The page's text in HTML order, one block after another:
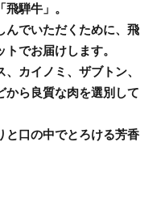
騨牛」。
んでいただくために、飛
でお届けします。
カイノミ、ザブトン、
から良質な肉を選別して
と口の中でとろける芳香